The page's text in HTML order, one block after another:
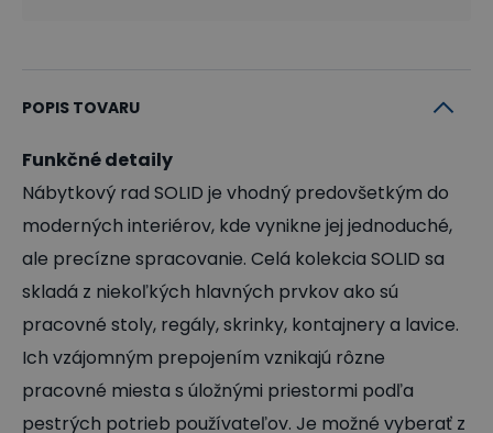
POPIS TOVARU
Funkčné detaily
Nábytkový rad SOLID je vhodný predovšetkým do
moderných interiérov, kde vynikne jej jednoduché,
ale precízne spracovanie. Celá kolekcia SOLID sa
skladá z niekoľkých hlavných prvkov ako sú
pracovné stoly, regály, skrinky, kontajnery a lavice.
Ich vzájomným prepojením vznikajú rôzne
pracovné miesta s úložnými priestormi podľa
pestrých potrieb používateľov. Je možné vyberať z